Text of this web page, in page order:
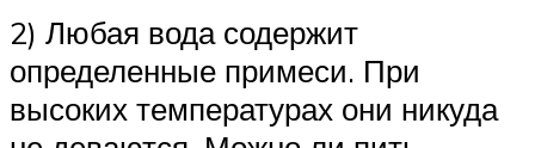
2) Любая вода содержит
определенные примеси. При
высоких температурах они никуда